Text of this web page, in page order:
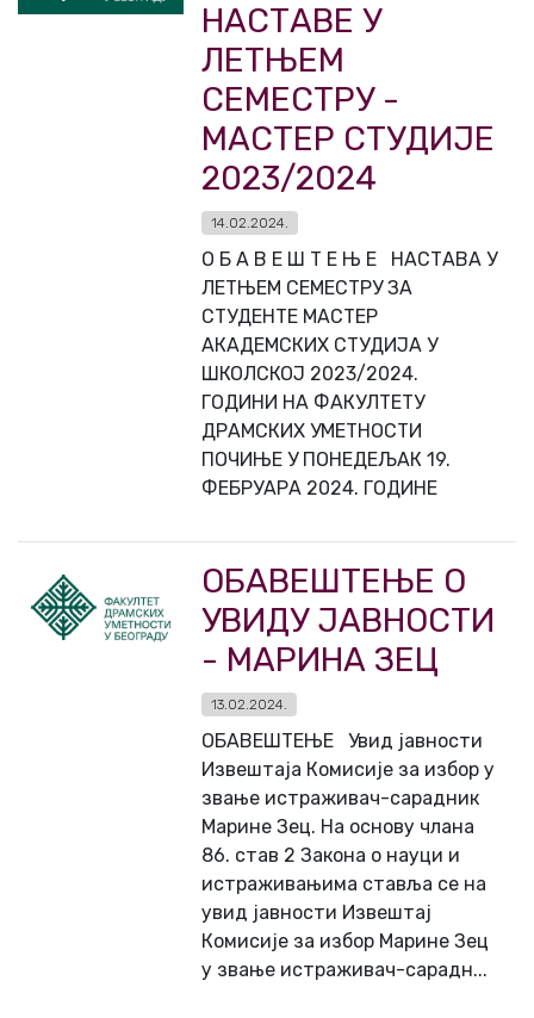
НАСТАВЕ У
ЛЕТЊЕМ
СЕМЕСТРУ -
МАСТЕР СТУДИЈЕ
2023/2024
14.02.2024.
О Б А В Е Ш Т Е Њ Е НАСТАВА У
ЛЕТЊЕМ СЕМЕСТРУ ЗА
СТУДЕНТЕ МАСТЕР
АКАДЕМСКИХ СТУДИЈА У
ШКОЛСКОЈ 2023/2024.
ГОДИНИ НА ФАКУЛТЕТУ
ДРАМСКИХ УМЕТНОСТИ
ПОЧИЊЕ У ПОНЕДЕЉАК 19.
ФЕБРУАРА 2024. ГОДИНЕ
ОБАВЕШТЕЊЕ О
УВИДУ ЈАВНОСТИ
- МАРИНА ЗЕЦ
13.02.2024.
ОБАВЕШТЕЊЕ Увид јавности
Извештаја Комисије за избор у
звање истраживач-сарадник
Марине Зец. На основу члана
86. став 2 Закона о науци и
истраживањима ставља се на
увид јавности Извештај
Комисије за избор Марине Зец
у звање истраживач-сарадн...